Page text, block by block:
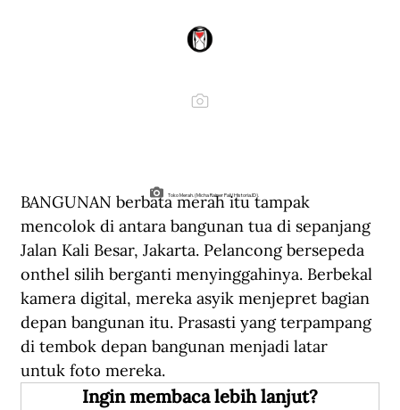
Toko Merah. (Micha Rainer Pali/Historia.ID).
BANGUNAN berbata merah itu tampak
mencolok di antara bangunan tua di sepanjang
Jalan Kali Besar, Jakarta. Pelancong bersepeda
onthel silih berganti menyinggahinya. Berbekal
kamera digital, mereka asyik menjepret bagian
depan bangunan itu. Prasasti yang terpampang
di tembok depan bangunan menjadi latar
untuk foto mereka.
Ingin membaca lebih lanjut?